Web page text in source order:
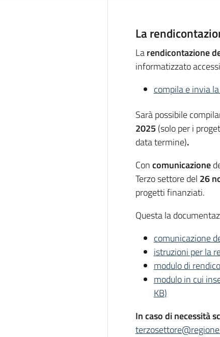
Descrizione
La
Larendicontazione
informatizzato
compila e invia
Sarà possibile
2025 (solo per i
data termine).
Concomunicazione
Terzo settore del 26
progetti finanziati.
Questa la
comunicazione
istruzioni per la
modulo di
modulo in cui
KB)
In caso di necessità